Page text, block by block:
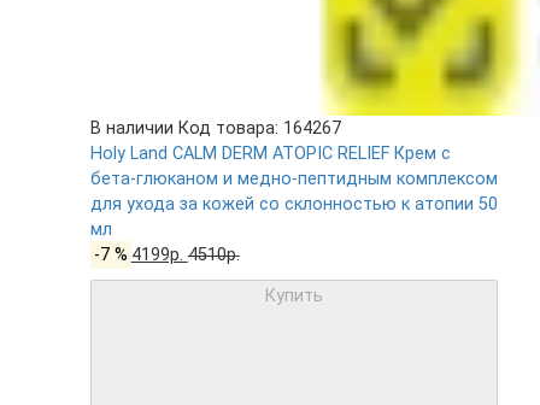
В наличии Код товара: 164267
Holy Land CALM DERM ATOPIC RELIEF Крем с
бета-глюканом и медно-пептидным комплексом
для ухода за кожей со склонностью к атопии 50
мл
-7 % 4199р.4510р.
Купить